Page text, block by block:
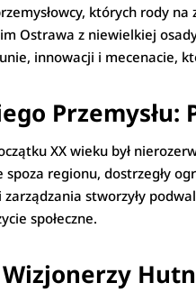
których rody na
Ostrawa z niewielkiej
innowacji i mecenacie,
XX wieku był
spoza regionu, dostrzegły
stworzyły
społeczne.